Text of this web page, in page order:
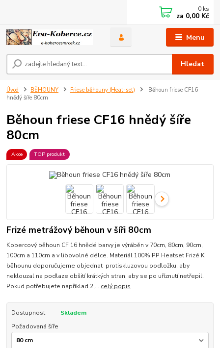
Menu
Hledat
0 ks
za 0,00 Kč
Úvod BĚHOUNY Friese běhouny (Heat-set)
Běhoun friese CF16
hnědý šíře 80cm
Běhoun friese CF16 hnědý šíře
80cm
Akce TOP produkt
Frizé metrážový běhoun v šíři 80cm
Kobercový běhoun CF 16 hnědé barvy je výráběn v 70cm, 80cm, 90cm,
100cm a 110cm a v libovolné délce. Materiál 100% PP Heatset Frizé K
běhounu doporučujeme objednat protiskluzovou podložku, aby
neklouzal na podlaze obšití krátkých stran, aby se po uříznutí netřepil.
Pokud potřebujete například 2,... celý popis
Dostupnost
Skladem
Požadovaná šíře